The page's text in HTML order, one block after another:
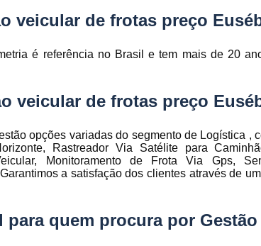
para carros
Rastreamento
Rastreamento
veicular
Sistema de
gravação
Empresa
Empresa de
veicular de frotas preço
é referência no Brasil e tem mais de 20
veicular de frotas preço
opções variadas do segmento de Logística ,
Rastreador Via Satélite para
Monitoramento de Frota Via Gps,
a satisfação dos clientes através de
para quem procura por